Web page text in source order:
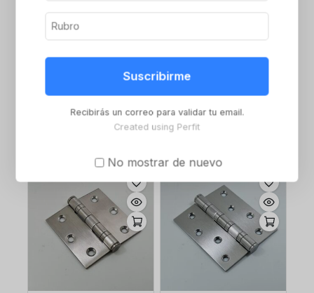
arandelas 100x88x2.2
Inicie sesión o
regístrese para ver el
Bisagra munición con 2
arandelas sin agujeros
de hierro 75x75x2,2
Inicie sesión o
regístrese para ver el
Suscribirme
Recibirás un correo para validar tu email.
Created using Perfit
No mostrar de nuevo